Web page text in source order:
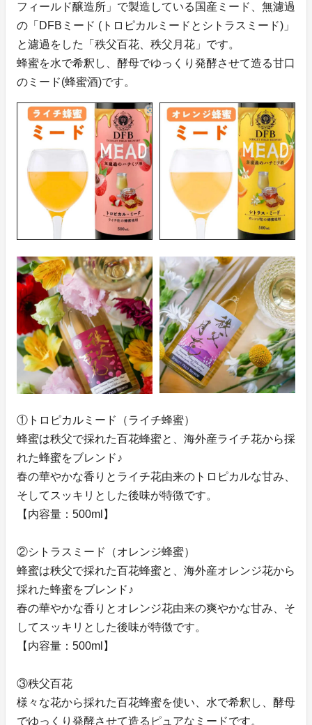
フィールド醸造所」で製造している国産ミード、無濾過
の「DFBミード (トロピカルミードとシトラスミード)」
と濾過をした「秩父百花、秩父月花」です。
蜂蜜を水で希釈し、酵母でゆっくり発酵させて造る甘口
のミード(蜂蜜酒)です。
①トロピカルミード（ライチ蜂蜜）
蜂蜜は秩父で採れた百花蜂蜜と、海外産ライチ花から採
れた蜂蜜をブレンド♪
春の華やかな香りとライチ花由来のトロピカルな甘み、
そしてスッキリとした後味が特徴です。
【内容量：500ml】
②シトラスミード（オレンジ蜂蜜）
蜂蜜は秩父で採れた百花蜂蜜と、海外産オレンジ花から
採れた蜂蜜をブレンド♪
春の華やかな香りとオレンジ花由来の爽やかな甘み、そ
してスッキリとした後味が特徴です。
【内容量：500ml】
③秩父百花
様々な花から採れた百花蜂蜜を使い、水で希釈し、酵母
でゆっくり発酵させて造るピュアなミードです。